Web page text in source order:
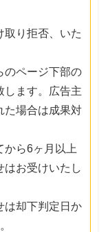
取り拒否、いた
のページ下部の
します。広告主
た場合は成果対
から6ヶ月以上
はお受けいたし
は却下判定日か